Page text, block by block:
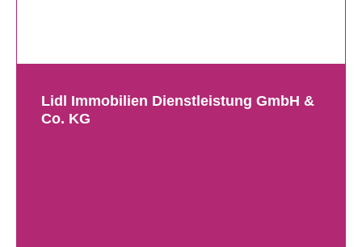
Lidl Immobilien Dienstleistung GmbH &
Co. KG